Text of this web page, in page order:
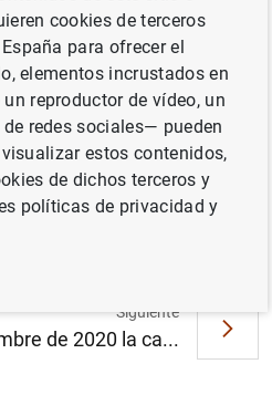
Financiera lanza la
su programa escolar para
financieros en
(148
)
Siguiente
de 2020 la ca...
cookies de terceros
para ofrecer el
elementos incrustados en
reproductor de vídeo, un
redes sociales— pueden
estos contenidos,
de dichos terceros y
políticas de privacidad y